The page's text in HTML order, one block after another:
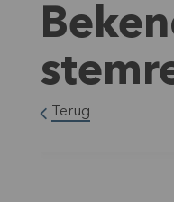
Terug